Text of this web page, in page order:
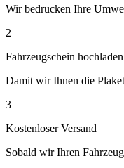
Wir bedrucken Ihre
2
Fahrzeugschein hochladen
Damit wir Ihnen die
3
Kostenloser Versand
Sobald wir Ihren